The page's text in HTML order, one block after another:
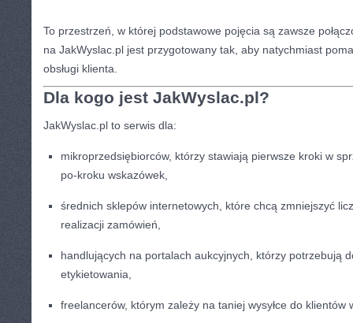
To przestrzeń, w której podstawowe pojęcia są zawsze
na JakWyslac.pl jest przygotowany tak, aby natychmiast
obsługi klienta.
Dla kogo jest JakWyslac.pl?
JakWyslac.pl to serwis dla:
mikroprzedsiębiorców, którzy stawiają pierwsze kroki w
po-kroku wskazówek,
średnich sklepów internetowych, które chcą zmniejszyć
realizacji zamówień,
handlujących na portalach aukcyjnych, którzy potrzebują
etykietowania,
freelancerów, którym zależy na taniej wysyłce do klientów